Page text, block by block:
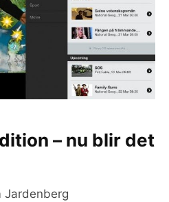
– nu blir det
Jardenberg